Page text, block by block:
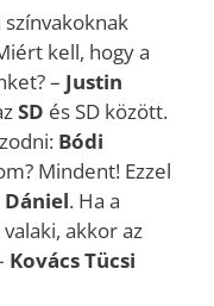
kell, hogy a
– Justin
SD és SD között.
Bódi
Mindent! Ezzel
Dániel. Ha a
akkor az
Kovács Tücsi